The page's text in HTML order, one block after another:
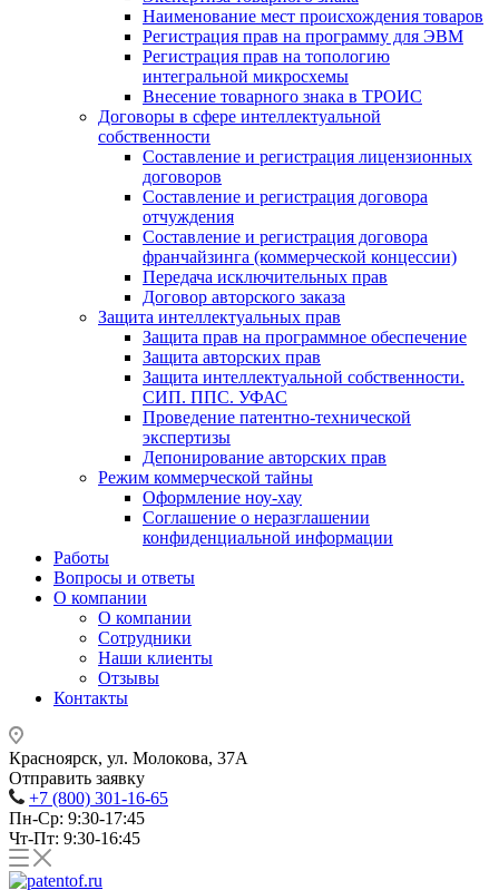
Наименование мест происхождения товаров
Регистрация прав на программу для ЭВМ
Регистрация прав на топологию
интегральной микросхемы
Внесение товарного знака в ТРОИС
Договоры в сфере интеллектуальной
собственности
Составление и регистрация лицензионных
договоров
Составление и регистрация договора
отчуждения
Составление и регистрация договора
франчайзинга (коммерческой концессии)
Передача исключительных прав
Договор авторского заказа
Защита интеллектуальных прав
Защита прав на программное обеспечение
Защита авторских прав
Защита интеллектуальной собственности.
СИП. ППС. УФАС
Проведение патентно-технической
экспертизы
Депонирование авторских прав
Режим коммерческой тайны
Оформление ноу-хау
Соглашение о неразглашении
конфиденциальной информации
Работы
Вопросы и ответы
О компании
О компании
Сотрудники
Наши клиенты
Отзывы
Контакты
Красноярск, ул. Молокова, 37А
Отправить заявку
+7 (800) 301-16-65
Пн-Ср: 9:30-17:45
Чт-Пт: 9:30-16:45